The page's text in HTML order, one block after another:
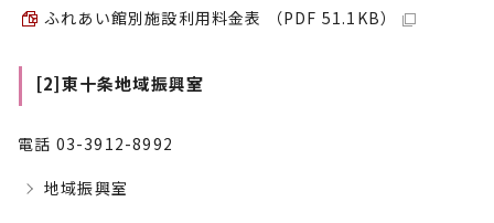
ふれあい館別施設利用料金表 （PDF 51.1KB）
[2]東十条地域振興室
電話 03-3912-8992
地域振興室